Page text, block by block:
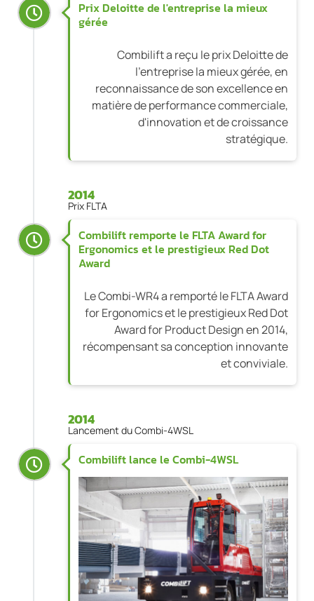
Prix Deloitte de l'entreprise la mieux
gérée
Combilift a reçu le prix Deloitte de
l'entreprise la mieux gérée, en
reconnaissance de son excellence en
matière de performance commerciale,
d'innovation et de croissance
stratégique.
2014
Prix FLTA
Combilift remporte le FLTA Award for
Ergonomics et le prestigieux Red Dot
Award
Le Combi-WR4 a remporté le FLTA Award
for Ergonomics et le prestigieux Red Dot
Award for Product Design en 2014,
récompensant sa conception innovante
et conviviale.
2014
Lancement du Combi-4WSL
Combilift lance le Combi-4WSL